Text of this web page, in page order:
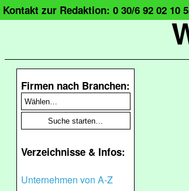
Kontakt zur Redaktion: 0 30/6 92 02 10
Firmen nach Branchen:
Verzeichnisse & Infos:
Unternehmen von A-Z